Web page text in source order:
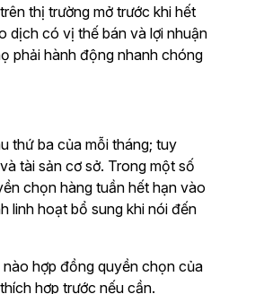
thị trường mở trước khi hết
dịch có vị thế bán và lợi nhuận
phải hành động nhanh chóng
thứ ba của mỗi tháng; tuy
tài sản cơ sở. Trong một số
chọn hàng tuần hết hạn vào
linh hoạt bổ sung khi nói đến
hợp đồng quyền chọn của
hợp trước nếu cần.